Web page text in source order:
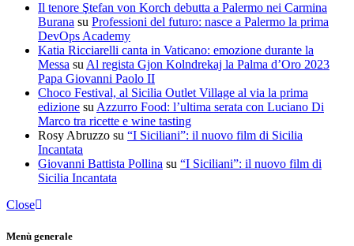
Il tenore Ştefan von Korch debutta a Palermo nei Carmina
Burana su Professioni del futuro: nasce a Palermo la prima
DevOps Academy
Katia Ricciarelli canta in Vaticano: emozione durante la
Messa suAl regista Gjon Kolndrekaj la Palma d’Oro 2023
Papa Giovanni Paolo II
Choco Festival, al Sicilia Outlet Village al via la prima
edizione suAzzurro Food: l’ultima serata con Luciano Di
Marco tra ricette e wine tasting
Rosy Abruzzo su “I Siciliani”: il nuovo film di Sicilia
Incantata
Giovanni Battista Pollina su “I Siciliani”: il nuovo film di
Sicilia Incantata
Close
Menù generale